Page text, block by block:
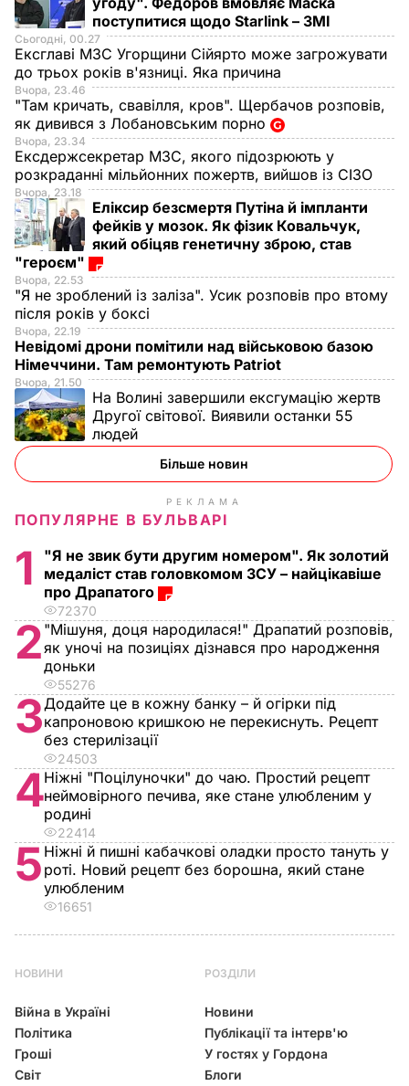
поступитися щодо Starlink – ЗМІ
Сьогодні, 00.27
Ексглаві МЗС Угорщини Сійярто може загрожувати
до трьох років в'язниці. Яка причина
Вчора, 23.46
"Там кричать, свавілля, кров". Щербачов розповів,
як дивився з Лобановським порно
Вчора, 23.34
Ексдержсекретар МЗС, якого підозрюють у
розкраданні мільйонних пожертв, вийшов із СІЗО
Вчора, 23.18
Еліксир безсмертя Путіна й імпланти
фейків у мозок. Як фізик Ковальчук,
який обіцяв генетичну зброю, став
"героєм"
Вчора, 22.53
"Я не зроблений із заліза". Усик розповів про втому
після років у боксі
Вчора, 22.19
Невідомі дрони помітили над військовою базою
Німеччини. Там ремонтують Patriot
Вчора, 21.50
На Волині завершили ексгумацію жертв
Другої світової. Виявили останки 55
людей
Більше новин
РЕКЛАМА
ПОПУЛЯРНЕ В БУЛЬВАРІ
1
"Я не звик бути другим номером". Як золотий
медаліст став головкомом ЗСУ – найцікавіше
про Драпатого
72370
2 "Мішуня, доця народилася!" Драпатий розповів,
як уночі на позиціях дізнався про народження
доньки
55276
3Додайте це в кожну банку – й огірки під
капроновою кришкою не перекиснуть. Рецепт
без стерилізації
24503
4Ніжні "Поцілуночки" до чаю. Простий рецепт
неймовірного печива, яке стане улюбленим у
родині
22414
5 Ніжні й пишні кабачкові оладки просто тануть у
роті. Новий рецепт без борошна, який стане
улюбленим
16651
НОВИНИ
Війна в Україні
Політика
Гроші
Світ
РОЗДІЛИ
Новини
Публікації та інтерв'ю
У гостях у Гордона
Блоги